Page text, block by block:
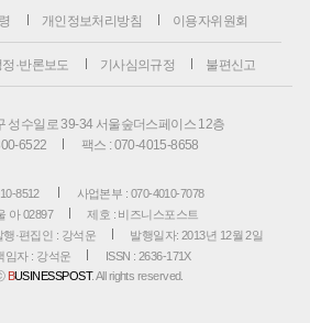
개인정보처리방침 이용자위원회
정·반론보도 기사심의규정 불편신고
성수일로 39-34 서울숲더스페이스 12층
6522
팩스 : 070-4015-8658
8512
사업본부 : 070-4010-7078
아 02897
제호 : 비즈니스포스트
행·편집인 : 강석운
발행일자: 2013년 12월 2일
임자 : 강석운
ISSN : 2636-171X
BUSINESSPOST. All rights reserved.